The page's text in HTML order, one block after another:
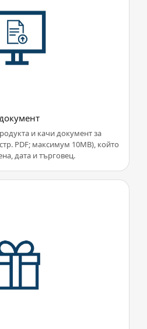
и качи документ за
PDF; максимум 10MB), който
дата и търговец.